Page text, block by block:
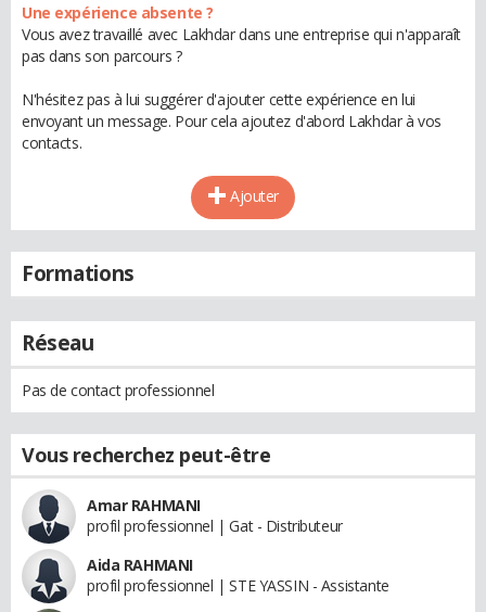
Une expérience absente ?
Vous avez travaillé avec Lakhdar dans une entreprise qui n'apparaît
pas dans son parcours ?
N'hésitez pas à lui suggérer d'ajouter cette expérience en lui
envoyant un message. Pour cela ajoutez d'abord Lakhdar à vos
contacts.
Ajouter
Formations
Réseau
Pas de contact professionnel
Vous recherchez peut-être
Amar RAHMANI
profil professionnel | Gat - Distributeur
Aida RAHMANI
profil professionnel | STE YASSIN - Assistante